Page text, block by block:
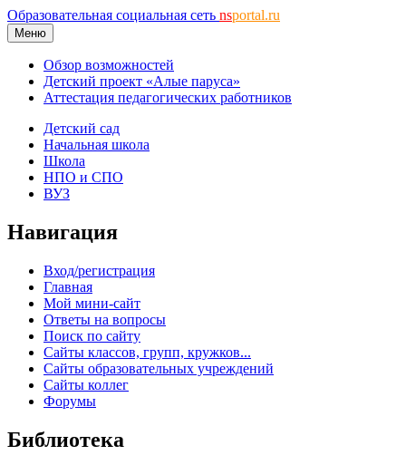
Образовательная социальная сеть nsportal.ru
Меню
Обзор возможностей
Детский проект «Алые паруса»
Аттестация педагогических работников
Детский сад
Начальная школа
Школа
НПО и СПО
ВУЗ
Навигация
Вход/регистрация
Главная
Мой мини-сайт
Ответы на вопросы
Поиск по сайту
Сайты классов, групп, кружков...
Сайты образовательных учреждений
Сайты коллег
Форумы
Библиотека